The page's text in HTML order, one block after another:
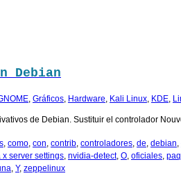
Debian
, Gráficos, Hardware, Kali Linux, KDE,
de Debian. Sustituir el controlador
, como, con, contrib, controladores, de, debian,
x server settings, nvidia-detect, O, oficiales,
, Y, zeppelinux